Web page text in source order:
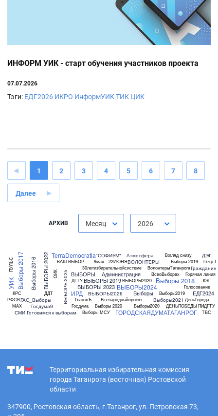
ИНФОРМ УИК - старт обучения участников проекта
07.07.2026
Тэги: ЕДГ2026 ИКРО ИнформУИКТИК ЦИК
1 2 3 4 5 6 7 8
Далее
АРХИВ Месяц 2026
"СОФИУМ"
22ИЮНЯ
30летизбирательнойсистеме
9мая
TerraDemocratia
Администрация
Атмосфера
ВАШ ВЫБОР ВОЛОНТЕРЫ
ВЫБОРЫ
ВЫБОРЫ 2019
ВЫБОРЫ 2022 ВЫБОРЫ 2023
ВЫБОРЫ2020
ВЫБОРЫ2024
ВЫБОРЫ2025 ВЫБОРЫ2026
Взгляд снизу
ВолонтерыТаганрога
Всенародныйпроект
ВсеоВыборах
Выборы
Выборы 2016
Выборы 2017 Выборы 2018
Выборы 2019
Выборы 2020
Выборы МСУ
Выборы2019
Выборы2020
Выборы2021
ГАС_Выборы
ГОРОДСКАЯДУМАТАГАНРОГ
ГлаголЪ
Голосование
Горячая линия
Госдума
Госдума9
Готовимся к выборам
Гражданин
ДГТУ
ДДТ
ДЕНЬПОБЕДЫ
ДЭГ
ДеньГорода
ЕДГ2024
ИРД
КРС
КЭГ
МАХ
ОИК
ПИДГТУ
ПУЛЬС Петр I
РФСВ
СМИ ТВС
УИК
Территориальная избирательная комиссия
города Таганрога (восточная) Ростовской
области
347900, Ростовская область, г.Таганрог, ул. Петровская 73,